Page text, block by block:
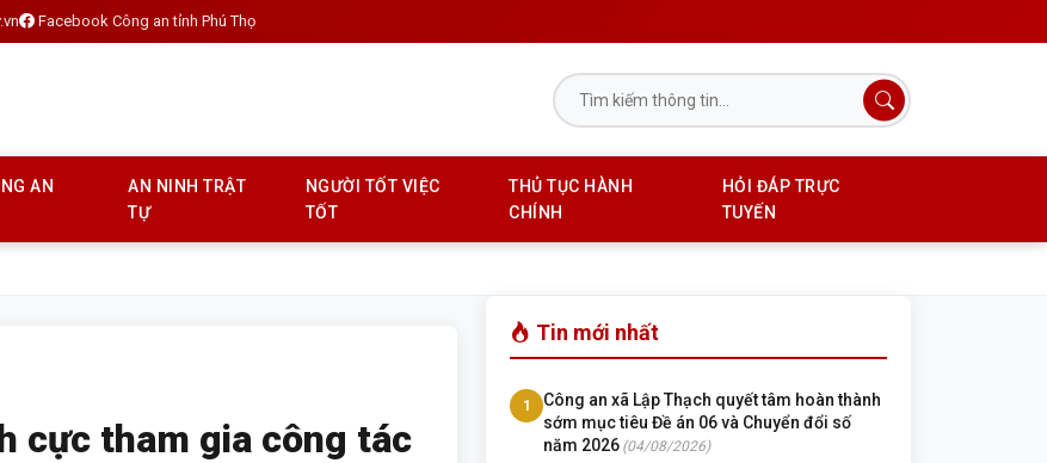
Facebook Công an tỉnh Phú Thọ
AN
AN NINH TRẬT
TỰ
NGƯỜI TỐT VIỆC
TỐT
THỦ TỤC HÀNH
CHÍNH
HỎI ĐÁP TRỰC
TUYẾN
cực tham gia công tác
Tin mới nhất
1
Công an xã Lập Thạch quyết tâm hoàn thành
sớm mục tiêu Đề án 06 và Chuyển đổi số
năm 2026 (04/08/2026)